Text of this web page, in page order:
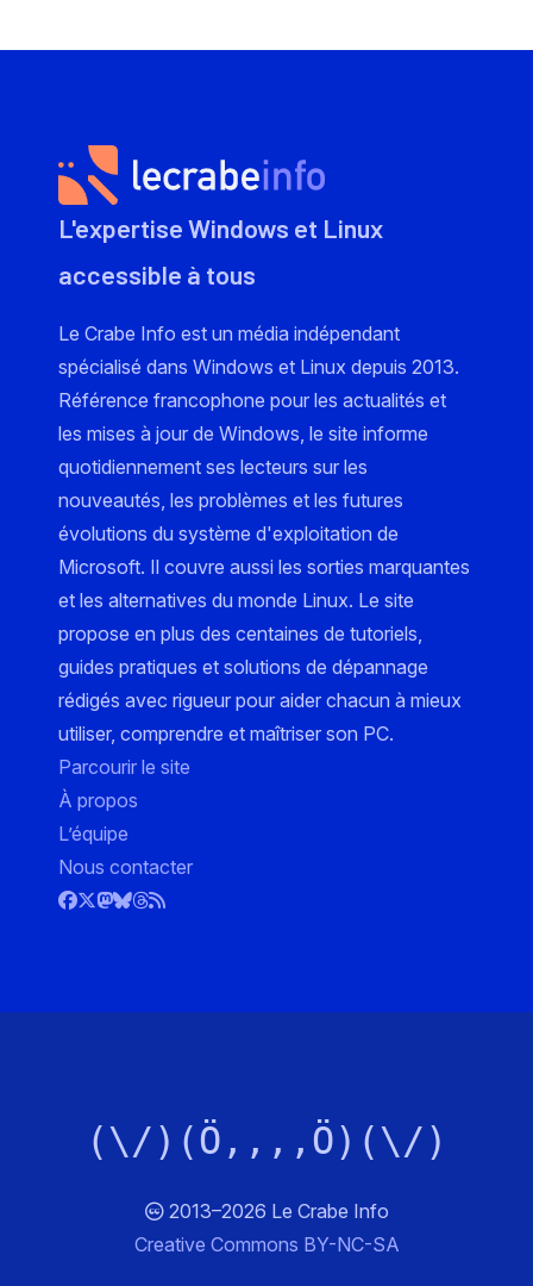
L'expertise Windows et Linux
accessible à tous
Le Crabe Info est un média indépendant
spécialisé dans Windows et Linux depuis 2013.
Référence francophone pour les actualités et
les mises à jour de Windows, le site informe
quotidiennement ses lecteurs sur les
nouveautés, les problèmes et les futures
évolutions du système d'exploitation de
Microsoft. Il couvre aussi les sorties marquantes
et les alternatives du monde Linux. Le site
propose en plus des centaines de tutoriels,
guides pratiques et solutions de dépannage
rédigés avec rigueur pour aider chacun à mieux
utiliser, comprendre et maîtriser son PC.
Parcourir le site
À propos
L’équipe
Nous contacter
(\/)(Ö,,,,Ö)(\/)
2013–2026 Le Crabe Info
Creative Commons BY-NC-SA